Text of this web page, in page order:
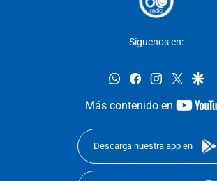
Síguenos en:
whatsappfacebookinstagram
twitter
Más contenido en
Descarga nuestra app en